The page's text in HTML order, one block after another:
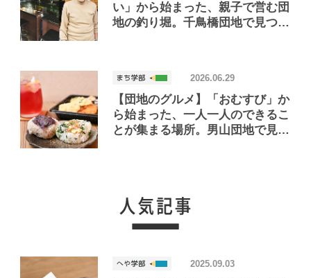
い」から始まった、親子で営む団
地の釣り堀。千鳥橋団地で見つけ
【団地のグルメ】「おむすび」か
ら始まった、一人一人のできるこ
とが集まる場所。男山団地で見つ
2026.06.29
2025.09.03